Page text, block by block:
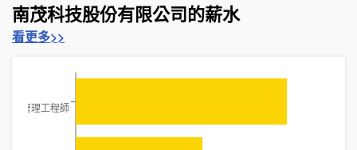
南茂科技股份有限公司的薪水
看更多>>
生產管理工程師